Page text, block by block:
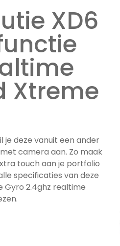
XD6
Xtreme
je deze vanuit een ander
camera aan. Zo maak
touch aan je portfolio
specificaties van deze
Gyro 2.4ghz realtime